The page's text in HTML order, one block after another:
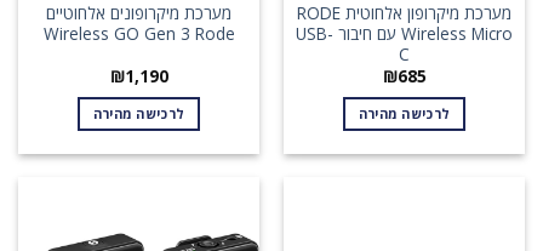
מערכת מיקרופון אלחוטית RODE
Wireless Micro עם חיבור USB-
C
₪685
לרכישה מהירה
מערכת מיקרופונים אלחוטיים
Wireless GO Gen 3 Rode
₪1,190
לרכישה מהירה